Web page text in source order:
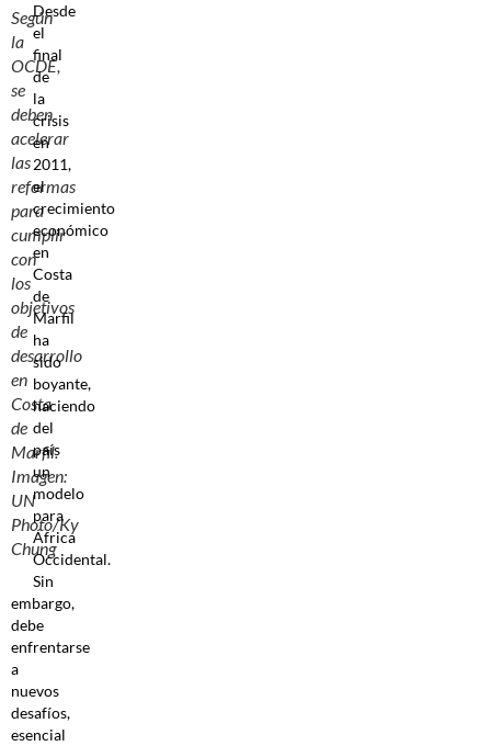
Según
la
OCDE,
se
deben
acelerar
las
reformas
para
cumplir
con
los
objetivos
de
desarrollo
en
Costa
de
Marfil.
Imagen:
UN
Photo/Ky
Chung
Desde
el
final
de
la
crisis
en
2011,
el
crecimiento
económico
en
Costa
de
Marfil
ha
sido
boyante,
haciendo
del
país
un
modelo
para
África
Occidental.
Sin
embargo,
debe
enfrentarse
a
nuevos
desafíos,
esencial